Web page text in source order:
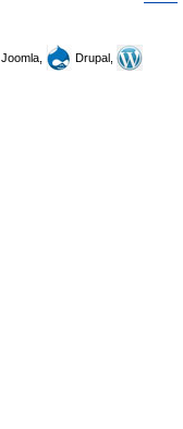
Joomla,
Drupal,